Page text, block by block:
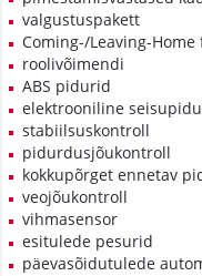
valgustuspakett
Coming-/Leaving-
roolivõimendi
ABS pidurid
elektrooniline
stabiilsuskontroll
pidurdusjõukontroll
kokkupõrget ennetav
veojõukontroll
vihmasensor
esitulede pesurid
päevasõidutulede